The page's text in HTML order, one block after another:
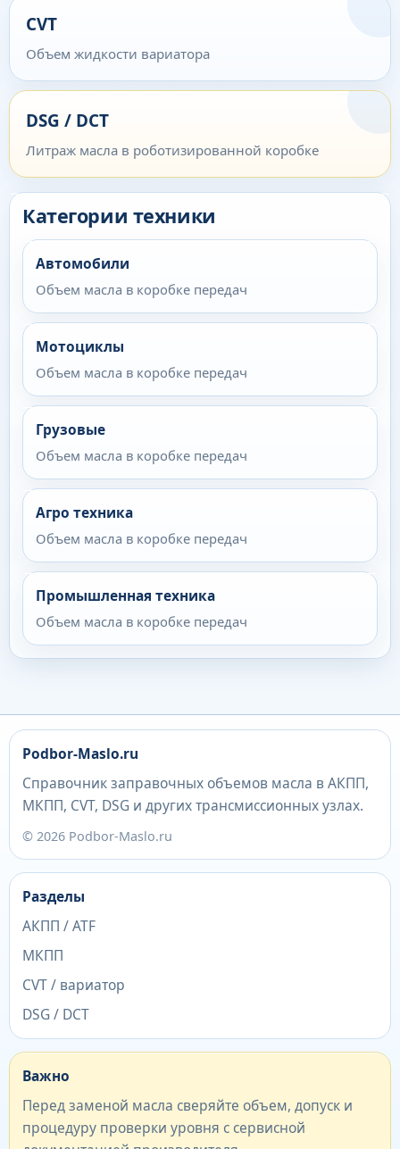
CVT
Объем жидкости вариатора
DSG / DCT
Литраж масла в роботизированной коробке
Категории техники
Автомобили
Объем масла в коробке передач
Мотоциклы
Объем масла в коробке передач
Грузовые
Объем масла в коробке передач
Агро техника
Объем масла в коробке передач
Промышленная техника
Объем масла в коробке передач
Podbor-Maslo.ru
Справочник заправочных объемов масла в АКПП,
МКПП, CVT, DSG и других трансмиссионных узлах.
© 2026 Podbor-Maslo.ru
Разделы
АКПП / ATF
МКПП
CVT / вариатор
DSG / DCT
Важно
Перед заменой масла сверяйте объем, допуск и
процедуру проверки уровня с сервисной